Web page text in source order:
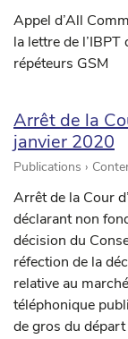
Appel d’All
la lettre de
répéteurs GSM
Arrêt de la
janvier 2020
Publications ›
Arrêt de la Cour
déclarant non
décision du
réfection de la
relative au
téléphonique
de gros du